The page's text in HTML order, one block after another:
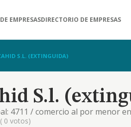
EMPRESASDIRECTORIO DE EMPRESAS
S.L. (EXTINGUIDA)
S.l.
4711 / comercio al por menor
alimenticios, bebidas y
( 0 votos)